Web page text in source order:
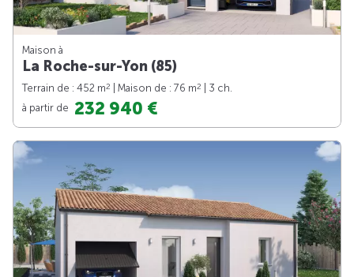
Maison à
La Roche-sur-Yon (85)
Terrain de : 452 m2 | Maison de : 76 m2
| 3 ch.
à partir de 232 940 €